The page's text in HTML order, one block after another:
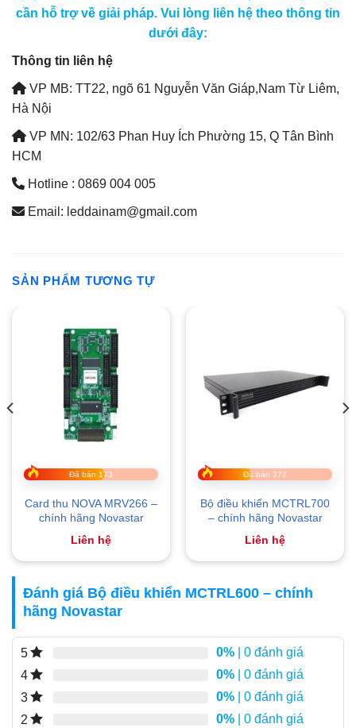
cần hỗ trợ về giải pháp. Vui lòng liên hệ theo thông tin
dưới đây:
Thông tin liên hệ
VP MB: TT22, ngõ 61 Nguyễn Văn Giáp,Nam Từ Liêm,
Hà Nội
VP MN: 102/63 Phan Huy Ích Phường 15, Q Tân Bình
HCM
Hotline : 0869 004 005
Email: leddainam@gmail.com
SẢN PHẨM TƯƠNG TỰ
Đã bán 173
Card thu NOVA MRV266 –
chính hãng Novastar
Liên hệ
Đã bán 372
Bộ điều khiển MCTRL700
– chính hãng Novastar
Liên hệ
Đánh giá Bộ điều khiển MCTRL600 – chính
hãng Novastar
5 0% | 0 đánh giá
4
0% | 0 đánh giá
3
0% | 0 đánh giá
2
0% | 0 đánh giá